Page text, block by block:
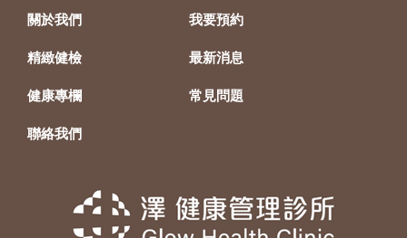
關於我們 我要預約
精緻健檢 最新消息
健康專欄 常見問題
聯絡我們